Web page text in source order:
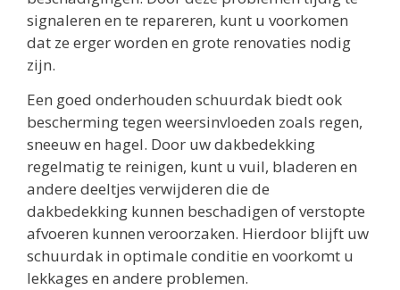
signaleren en te repareren, kunt u voorkomen
dat ze erger worden en grote renovaties nodig
zijn.
Een goed onderhouden schuurdak biedt ook
bescherming tegen weersinvloeden zoals regen,
sneeuw en hagel. Door uw dakbedekking
regelmatig te reinigen, kunt u vuil, bladeren en
andere deeltjes verwijderen die de
dakbedekking kunnen beschadigen of verstopte
afvoeren kunnen veroorzaken. Hierdoor blijft uw
schuurdak in optimale conditie en voorkomt u
lekkages en andere problemen.